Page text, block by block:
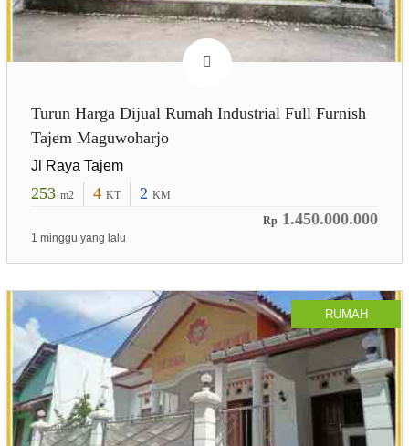
Turun Harga Dijual Rumah Industrial Full Furnish
Tajem Maguwoharjo
Jl Raya Tajem
253 m2 4 KT 2 KM
Rp 1.450.000.000
1 minggu yang lalu
RUMAH